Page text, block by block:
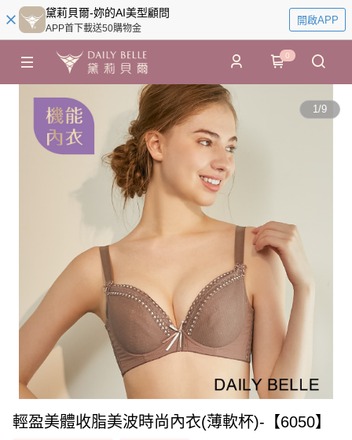
黛莉貝爾-妳的AI美型顧問
APP首下載送50購物金
開啟APP
0
1/9
輕盈美體收脂美波時尚內衣(薄軟杯)-【6050】